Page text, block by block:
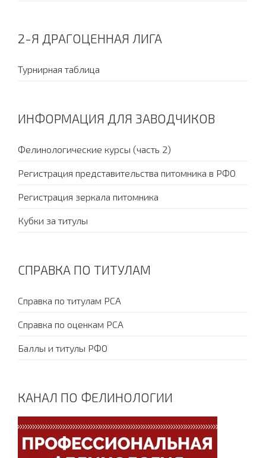
2-Я ДРАГОЦЕННАЯ ЛИГА
Турнирная таблица
ИНФОРМАЦИЯ ДЛЯ ЗАВОДЧИКОВ
Фелинологические курсы (часть 2)
Регистрация представительства питомника в РФО
Регистрация зеркала питомника
Кубки за титулы
СПРАВКА ПО ТИТУЛАМ
Справка по титулам PCA
Справка по оценкам PCA
Баллы и титулы РФО
КАНАЛ ПО ФЕЛИНОЛОГИИ